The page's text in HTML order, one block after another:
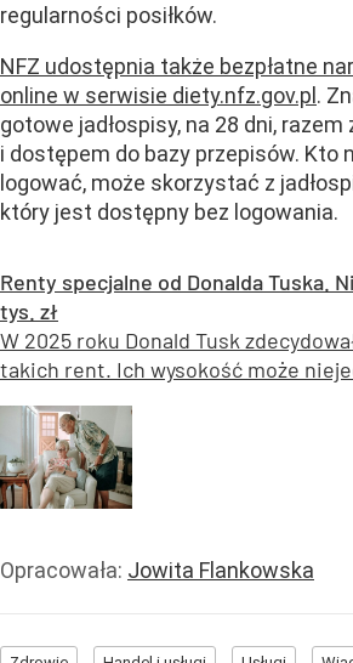
regularności posiłków.
NFZ udostępnia także bezpłatne
online w serwisie diety.nfz.gov.pl .
gotowe jadłospisy, na 28 dni,
i dostępem do bazy przepisów. Kto
logować, może skorzystać z
który jest dostępny bez logowania.
Renty specjalne od Donalda Tuska.
tys. zł
W 2025 roku Donald Tusk
takich rent. Ich wysokość może
Opracowała: Jowita Flankowska